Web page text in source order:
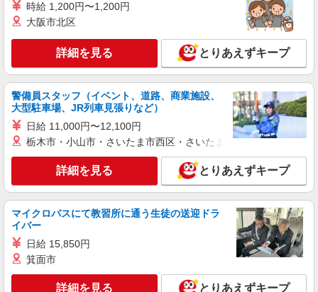
時給 1,200円〜1,200円
大阪市北区
詳細を見る とりあえずキープ
警備員スタッフ（イベント、道路、商業施設、
大型駐車場、JR列車見張りなど）
日給 11,000円〜12,100円
栃木市・小山市・さいたま市西区・さいたま市岩槻区・久喜市・
詳細を見る とりあえずキープ
マイクロバスにて教習所に通う生徒の送迎ドラ
イバー
日給 15,850円
箕面市
詳細を見る とりあえずキープ